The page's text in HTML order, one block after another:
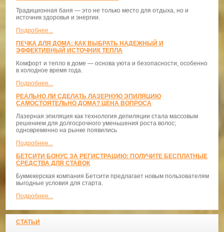
Традиционная баня — это не только место для отдыха, но и
источник здоровья и энергии.
Подробнее...
ПЕЧКА ДЛЯ ДОМА: КАК ВЫБРАТЬ НАДЕЖНЫЙ И
ЭФФЕКТИВНЫЙ ИСТОЧНИК ТЕПЛА
Комфорт и тепло в доме — основа уюта и безопасности, особенно
в холодное время года.
Подробнее...
РЕАЛЬНО ЛИ СДЕЛАТЬ ЛАЗЕРНУЮ ЭПИЛЯЦИЮ
САМОСТОЯТЕЛЬНО ДОМА? ЦЕНА ВОПРОСА
Лазерная эпиляция как технология депиляции стала массовым
решением для долгосрочного уменьшения роста волос;
одновременно на рынке появились
Подробнее...
БЕТСИТИ БОНУС ЗА РЕГИСТРАЦИЮ: ПОЛУЧИТЕ БЕСПЛАТНЫЕ
СРЕДСТВА ДЛЯ СТАВОК
Букмекерская компания Бетсити предлагает новым пользователям
выгодные условия для старта.
Подробнее...
СТАТЬИ